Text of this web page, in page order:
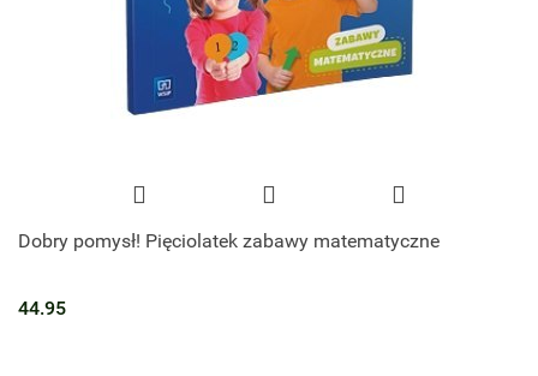
Dobry pomysł! Pięciolatek zabawy matematyczne
44.95